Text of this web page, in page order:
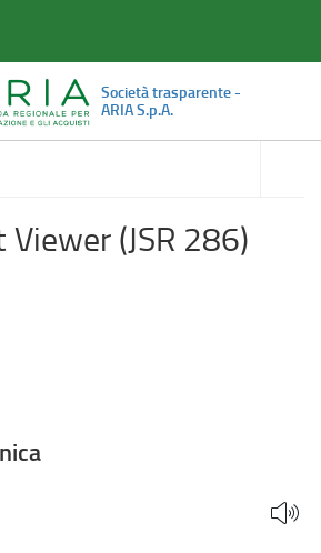
Società trasparente -
ARIA S.p.A.
accedi
(JSR 286)